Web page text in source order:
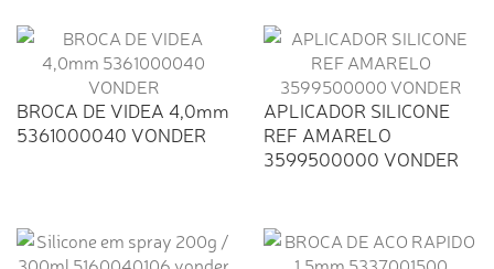
BROCA DE VIDEA 4,0mm
5361000040 VONDER
APLICADOR SILICONE
REF AMARELO
3599500000 VONDER